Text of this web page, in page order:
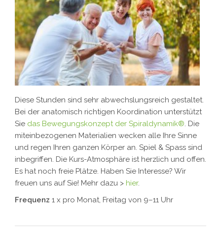
Diese Stunden sind sehr abwechslungsreich gestaltet.
Bei der anatomisch richtigen Koordination unterstützt
Sie das Bewegungskonzept der Spiraldynamik®. Die
miteinbezogenen Materialien wecken alle Ihre Sinne
und regen Ihren ganzen Körper an. Spiel & Spass sind
inbegriffen. Die Kurs-Atmosphäre ist herzlich und offen.
Es hat noch freie Plätze. Haben Sie Interesse? Wir
freuen uns auf Sie! Mehr dazu > hier.
Frequenz 1 x pro Monat, Freitag von 9–11 Uhr